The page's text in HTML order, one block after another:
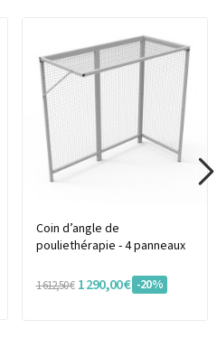
Coin d’angle de
pouliethérapie - 4 panneaux
1 612,50 € 1 290,00 € -20%